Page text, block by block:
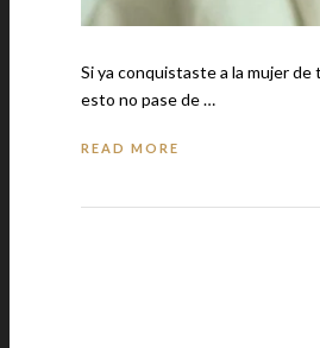
Si ya conquistaste a la mujer de tus
esto no pase de …
READ MORE